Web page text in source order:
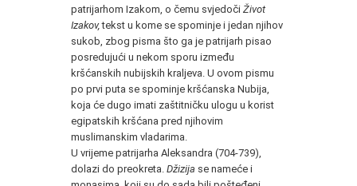
patrijarhom Izakom, o čemu svjedoči Život
Izakov,tekst u kome se spominje i jedan njihov
sukob, zbog pisma što ga je patrijarh pisao
posredujući u nekom sporu između
kršćanskih nubijskih kraljeva. U ovom pismu
po prvi puta se spominje kršćanska Nubija,
koja će dugo imati zaštitničku ulogu u korist
egipatskih kršćana pred njihovim
muslimanskim vladarima.
U vrijeme patrijarha Aleksandra (704-739),
dolazi do preokreta. Džizija se nameće i